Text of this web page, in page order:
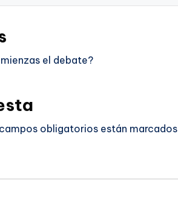
el debate?
obligatorios están marcados